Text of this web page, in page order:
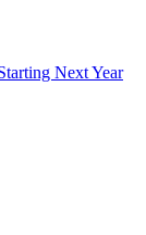
Next Year